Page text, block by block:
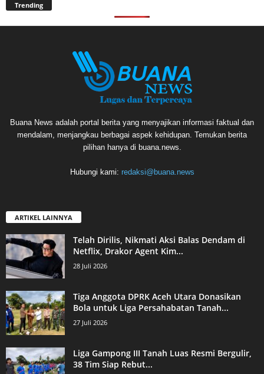
Trending
Buana News adalah portal berita yang menyajikan informasi faktual dan
mendalam, menjangkau berbagai aspek kehidupan. Temukan berita
pilihan hanya di buana.news.
Hubungi kami: redaksi@buana.news
ARTIKEL LAINNYA
Telah Dirilis, Nikmati Aksi Balas Dendam di
Netflix, Drakor Agent Kim...
28 Juli 2026
Tiga Anggota DPRK Aceh Utara Donasikan
Bola untuk Liga Persahabatan Tanah...
27 Juli 2026
Liga Gampong III Tanah Luas Resmi Bergulir,
38 Tim Siap Rebut...